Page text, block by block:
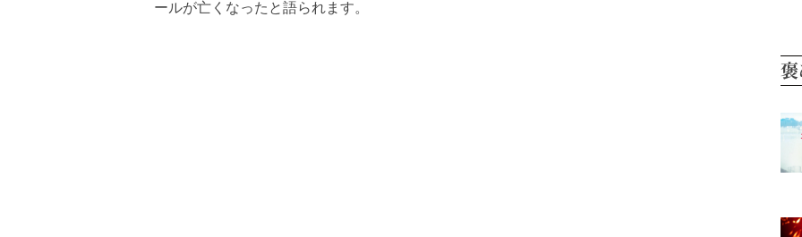
ールが亡くなったと語られます。